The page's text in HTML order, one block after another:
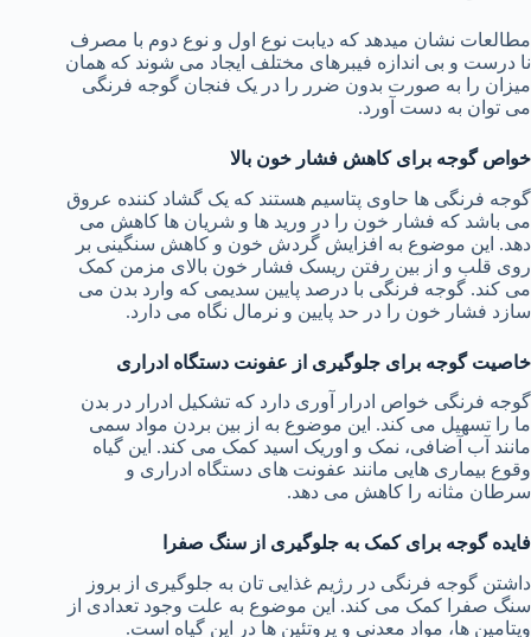
مطالعات نشان میدهد که دیابت نوع اول و نوع دوم با مصرف
نا درست و بی اندازه فیبرهای مختلف ایجاد می شوند که همان
میزان را به صورت بدون ضرر را در یک فنجان گوجه فرنگی
می توان به دست آورد.
خواص گوجه برای کاهش فشار خون بالا
گوجه فرنگی ها حاوی پتاسیم هستند که یک گشاد کننده عروق
می باشد که فشار خون را در ورید ها و شریان ها کاهش می
دهد. این موضوع به افزایش گردش خون و کاهش سنگینی بر
روی قلب و از بین رفتن ریسک فشار خون بالای مزمن کمک
می کند. گوجه فرنگی با درصد پایین سدیمی که وارد بدن می
سازد فشار خون را در حد پایین و نرمال نگاه می دارد.
خاصیت گوجه برای جلوگیری از عفونت دستگاه ادراری
گوجه فرنگی خواص ادرار آوری دارد که تشکیل ادرار در بدن
ما را تسهیل می کند. این موضوع به از بین بردن مواد سمی
مانند آب آضافی، نمک و اوریک اسید کمک می کند. این گیاه
وقوع بیماری هایی مانند عفونت های دستگاه ادراری و
سرطان مثانه را کاهش می دهد.
فایده گوجه برای کمک به جلوگیری از سنگ صفرا
داشتن گوجه فرنگی در رژیم غذایی تان به جلوگیری از بروز
سنگ صفرا کمک می کند. این موضوع به علت وجود تعدادی از
ویتامین ها، مواد معدنی و پروتئین ها در این گیاه است.